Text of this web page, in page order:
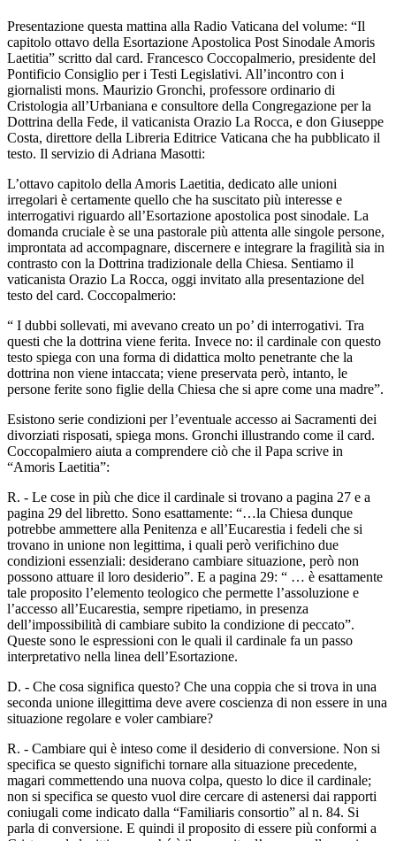
Presentazione questa mattina alla Radio Vaticana del volume: “Il
capitolo ottavo della Esortazione Apostolica Post Sinodale Amoris
Laetitia” scritto dal card. Francesco Coccopalmerio, presidente del
Pontificio Consiglio per i Testi Legislativi. All’incontro con i
giornalisti mons. Maurizio Gronchi, professore ordinario di
Cristologia all’Urbaniana e consultore della Congregazione per la
Dottrina della Fede, il vaticanista Orazio La Rocca, e don Giuseppe
Costa, direttore della Libreria Editrice Vaticana che ha pubblicato il
testo. Il servizio di Adriana Masotti:
L’ottavo capitolo della Amoris Laetitia, dedicato alle unioni
irregolari è certamente quello che ha suscitato più interesse e
interrogativi riguardo all’Esortazione apostolica post sinodale. La
domanda cruciale è se una pastorale più attenta alle singole persone,
improntata ad accompagnare, discernere e integrare la fragilità sia in
contrasto con la Dottrina tradizionale della Chiesa. Sentiamo il
vaticanista Orazio La Rocca, oggi invitato alla presentazione del
testo del card. Coccopalmerio:
“ I dubbi sollevati, mi avevano creato un po’ di interrogativi. Tra
questi che la dottrina viene ferita. Invece no: il cardinale con questo
testo spiega con una forma di didattica molto penetrante che la
dottrina non viene intaccata; viene preservata però, intanto, le
persone ferite sono figlie della Chiesa che si apre come una madre”.
Esistono serie condizioni per l’eventuale accesso ai Sacramenti dei
divorziati risposati, spiega mons. Gronchi illustrando come il card.
Coccopalmiero aiuta a comprendere ciò che il Papa scrive in
“Amoris Laetitia”:
R. - Le cose in più che dice il cardinale si trovano a pagina 27 e a
pagina 29 del libretto. Sono esattamente: “…la Chiesa dunque
potrebbe ammettere alla Penitenza e all’Eucarestia i fedeli che si
trovano in unione non legittima, i quali però verifichino due
condizioni essenziali: desiderano cambiare situazione, però non
possono attuare il loro desiderio”. E a pagina 29: “ … è esattamente
tale proposito l’elemento teologico che permette l’assoluzione e
l’accesso all’Eucarestia, sempre ripetiamo, in presenza
dell’impossibilità di cambiare subito la condizione di peccato”.
Queste sono le espressioni con le quali il cardinale fa un passo
interpretativo nella linea dell’Esortazione.
D. - Che cosa significa questo? Che una coppia che si trova in una
seconda unione illegittima deve avere coscienza di non essere in una
situazione regolare e voler cambiare?
R. - Cambiare qui è inteso come il desiderio di conversione. Non si
specifica se questo significhi tornare alla situazione precedente,
magari commettendo una nuova colpa, questo lo dice il cardinale;
non si specifica se questo vuol dire cercare di astenersi dai rapporti
coniugali come indicato dalla “Familiaris consortio” al n. 84. Si
parla di conversione. E quindi il proposito di essere più conformi a